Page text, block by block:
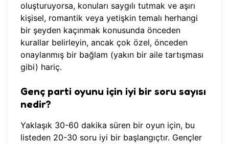
oluşturuyorsa, konuları saygılı tutmak ve aşırı
kişisel, romantik veya yetişkin temalı herhangi
bir şeyden kaçınmak konusunda önceden
kurallar belirleyin, ancak çok özel, önceden
onaylanmış bir bağlam (yakın bir aile tartışması
gibi) hariç.
Genç parti oyunu için iyi bir soru sayısı
nedir?
Yaklaşık 30-60 dakika süren bir oyun için, bu
listeden 20-30 soru iyi bir başlangıçtır. Gençler